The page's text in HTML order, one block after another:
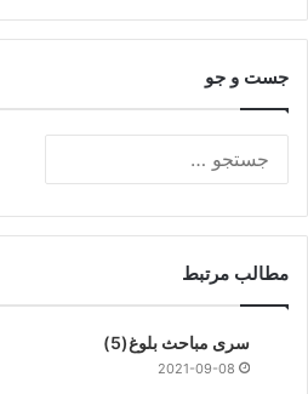
جست و جو
مطالب مرتبط
سری مباحث بلوغ(5)
2021-09-08